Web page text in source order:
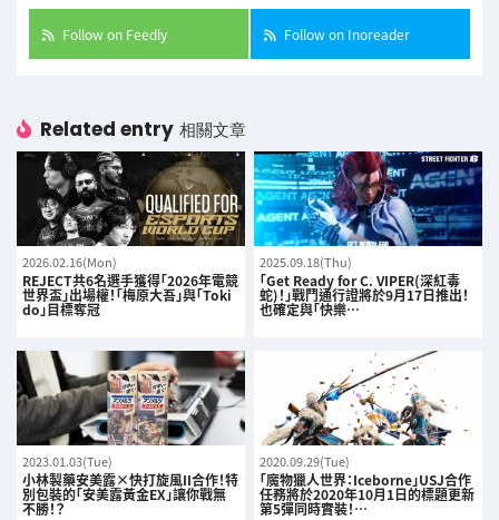
Follow on Feedly Follow on Inoreader
Related entry 相關文章
2026.02.16(Mon)
REJECT共6名選手獲得「2026年電競
世界盃」出場權！「梅原大吾」與「Toki
do」目標奪冠
2025.09.18(Thu)
「Get Ready for C. VIPER(深紅毒
蛇)！」戰鬥通行證將於9月17日推出！
也確定與「快樂…
2023.01.03(Tue)
小林製藥安美露×快打旋風II合作！特
別包裝的「安美露黃金EX」讓你戰無
不勝！？
2020.09.29(Tue)
「魔物獵人世界：Iceborne」USJ合作
任務將於2020年10月1日的標題更新
第5彈同時實裝！…